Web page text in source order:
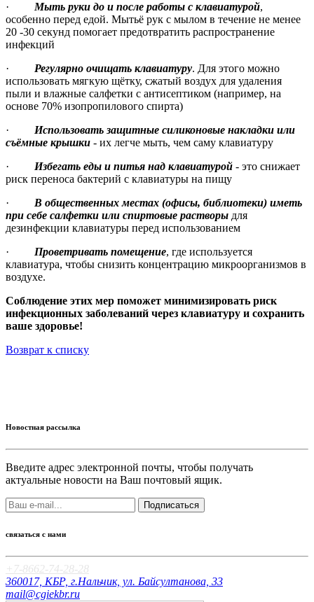
· Мыть руки до и после работы с клавиатурой,
особенно перед едой. Мытьё рук с мылом в течение не менее
20 -30 секунд помогает предотвратить распространение
инфекций
· Регулярно очищать клавиатуру. Для этого можно
использовать мягкую щётку, сжатый воздух для удаления
пыли и влажные салфетки с антисептиком (например, на
основе 70% изопропилового спирта)
· Использовать защитные силиконовые накладки или
съёмные крышки - их легче мыть, чем саму клавиатуру
· Избегать еды и питья над клавиатурой - это снижает
риск переноса бактерий с клавиатуры на пищу
· В общественных местах (офисы, библиотеки) иметь
при себе салфетки или спиртовые растворы для
дезинфекции клавиатуры перед использованием
· Проветривать помещение, где используется
клавиатура, чтобы снизить концентрацию микроорганизмов в
воздухе.
Соблюдение этих мер поможет минимизировать риск
инфекционных заболеваний через клавиатуру и сохранить
ваше здоровье!
Возврат к списку
Новостная рассылка
Введите адрес электронной почты, чтобы получать
актуальные новости на Ваш почтовый ящик.
Подписаться
связаться с нами
+7-8662-74-28-28
360017, КБР, г.Нальчик, ул. Байсултанова, 33
mail@cgiekbr.ru